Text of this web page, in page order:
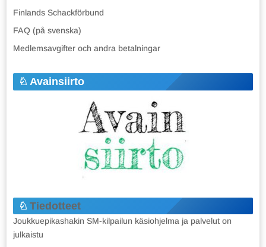
Finlands Schackförbund
FAQ (på svenska)
Medlemsavgifter och andra betalningar
Avainsiirto
Tiedotteet
Joukkuepikashakin SM-kilpailun käsiohjelma ja palvelut on
julkaistu